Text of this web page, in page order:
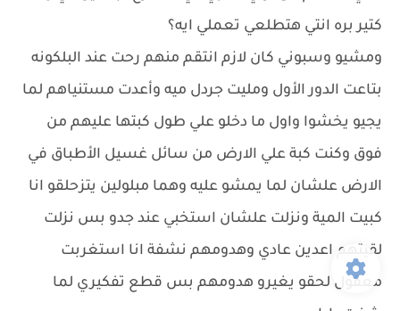
كتير بره انتي هتطلعي تعملي ايه؟
ومشيو وسبوني كان لازم انتقم منهم رحت عند البلكونه
بتاعت الدور الأول ومليت جردل ميه وأعدت مستنياهم لما
يجيو يخشوا واول ما دخلو علي طول كبتها عليهم من
فوق وكنت كبة علي الارض من سائل غسيل الأطباق في
الارض علشان لما يمشو عليه وهما مبلولين يتزحلقو انا
كبيت المية ونزلت علشان استخبي عند جدو بس نزلت
لقيتهم اعدين عادي وهدومهم نشفة انا استغربت
معقول لحقو يغيرو هدومهم بس قطع تفكيري لما